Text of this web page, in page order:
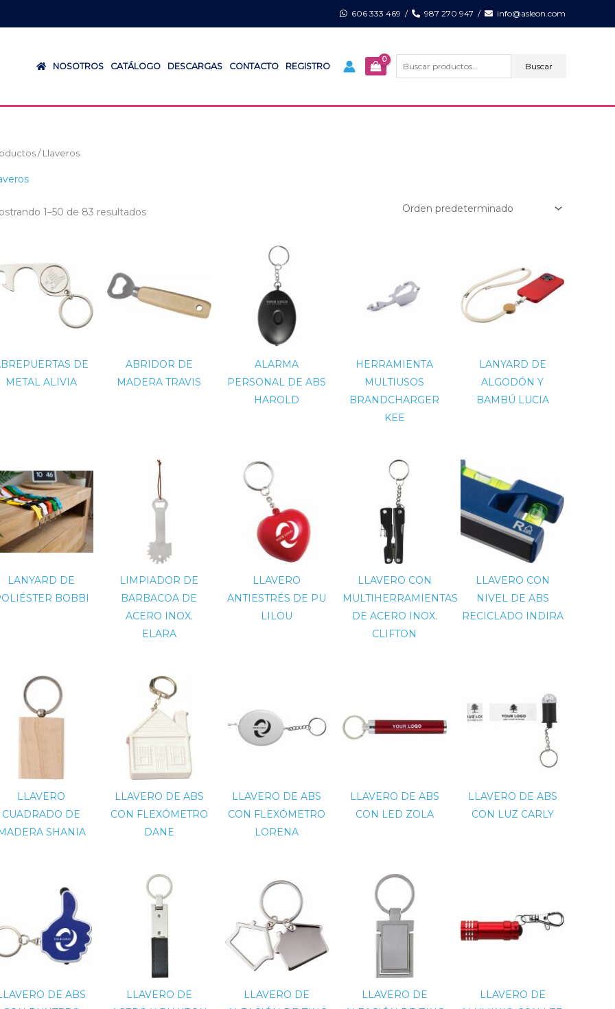
606 333 469 / 987 270 947 / info@asleon.com
NOSOTROS CATÁLOGO DESCARGAS CONTACTO REGISTRO
por:
Buscar
/ Llaveros
1–50 de 83 resultados
DE
METAL ALIVIA
ABRIDOR DE
MADERA TRAVIS
ALARMA
PERSONAL DE ABS
HAROLD
HERRAMIENTA
MULTIUSOS
BRANDCHARGER
KEE
LANYARD DE
ALGODÓN Y
BAMBÚ LUCIA
LANYARD DE
BOBBI
LIMPIADOR DE
BARBACOA DE
ACERO INOX.
ELARA
LLAVERO
ANTIESTRÉS DE PU
LILOU
LLAVERO CON
MULTIHERRAMIENTAS
DE ACERO INOX.
CLIFTON
LLAVERO CON
NIVEL DE ABS
RECICLADO INDIRA
LLAVERO
CUADRADO DE
SHANIA
LLAVERO DE ABS
CON FLEXÓMETRO
DANE
LLAVERO DE ABS
CON FLEXÓMETRO
LORENA
LLAVERO DE ABS
CON LED ZOLA
LLAVERO DE ABS
CON LUZ CARLY
DE ABS
LLAVERO DE
LLAVERO DE
LLAVERO DE
LLAVERO DE